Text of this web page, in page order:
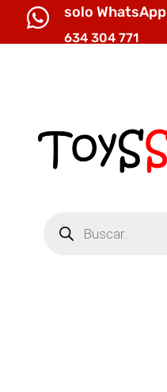
 solo WhatsApp
634 304 771
productos